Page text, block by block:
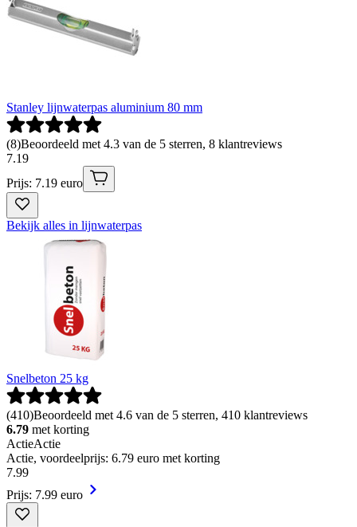
Stanley lijnwaterpas aluminium 80 mm
(8)Beoordeeld met 4.3 van de 5 sterren, 8 klantreviews
7.19
Prijs: 7.19 euro
Bekijk alles in lijnwaterpas
Snelbeton 25 kg
(410)Beoordeeld met 4.6 van de 5 sterren, 410 klantreviews
6.79 met korting
ActieActie
Actie, voordeelprijs: 6.79 euro met korting
7.99
Prijs: 7.99 euro